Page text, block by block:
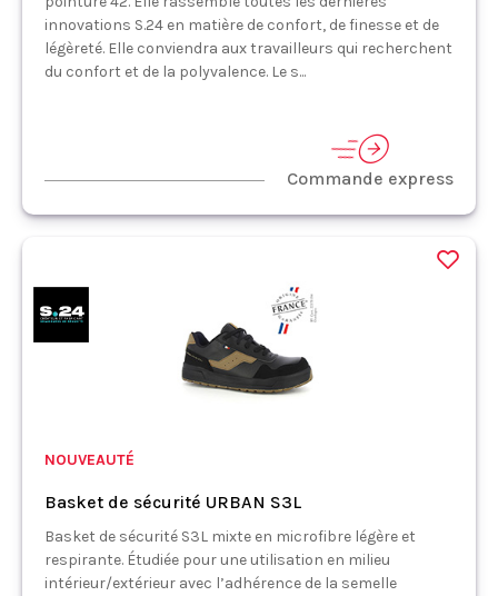
innovations S.24 en matière de confort, de finesse et de
légèreté. Elle conviendra aux travailleurs qui recherchent
du confort et de la polyvalence. Le s...
Commande express
NOUVEAUTÉ
Basket de sécurité URBAN S3L
Basket de sécurité S3L mixte en microfibre légère et
respirante. Étudiée pour une utilisation en milieu
intérieur/extérieur avec l’adhérence de la semelle